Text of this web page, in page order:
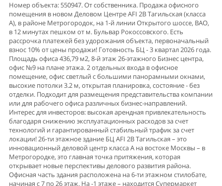
Номер объекта: 550947. От собственника. Продажа офисного
помещения в новом Деловом Центре AFI 2B Тагильская (класса
А), в районе Метрогородок, на 1-й линии Открытого шоссе, ВАО,
в 12 минутах пешком от м. Бульвар Рокоссовского. Есть
рассрочка платежей без удорожания объекта, первоначальный
взнос 10% от цены продажи! Готовность БЦ - 3 квартал 2026 года.
Площадь офиса 436,79 м2, 8-й этаж 26-этажного Бизнес центра,
офис №9 на плане этажа. 2 отдельных входа в офисное
помещение, офис светлый с большими панорамными окнами,
высокие потолки 3.2 м, открытая планировка, состояние - без
отделки. Подходит для размещения представительства компании
или для рабочего офиса различных бизнес-направлений.
Интерес для инвесторов: высокая арендная привлекательность
благодаря снижению эксплуатационных расходов за счет
технологий и гарантированный стабильный трафик за счет
локации! 26-ти этажное здание БЦ AFI 2B Тагильская – это
инновационный деловой центр класса А на востоке Москвы – в
Метрогородке, это главная точка притяжения, которая
открывает новые перспективы делового развития района.
Офисная часть здания расположена на 6-ти этажном стилобате,
начиная с 7 по 26 этаж. На -1 этаже – находится Супермаркет